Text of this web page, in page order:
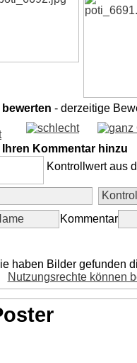
- derzeitige
Ihren Kommentar hinzu
Kontrollwert aus
Kommentar
haben Bilder gefunden
Nutzungsrechte können